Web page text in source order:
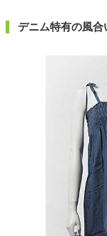
デニム特有の風